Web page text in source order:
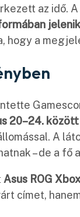
az idő. A
hogy a
20–24. között
A
– de a fő
Asus ROG
címet,